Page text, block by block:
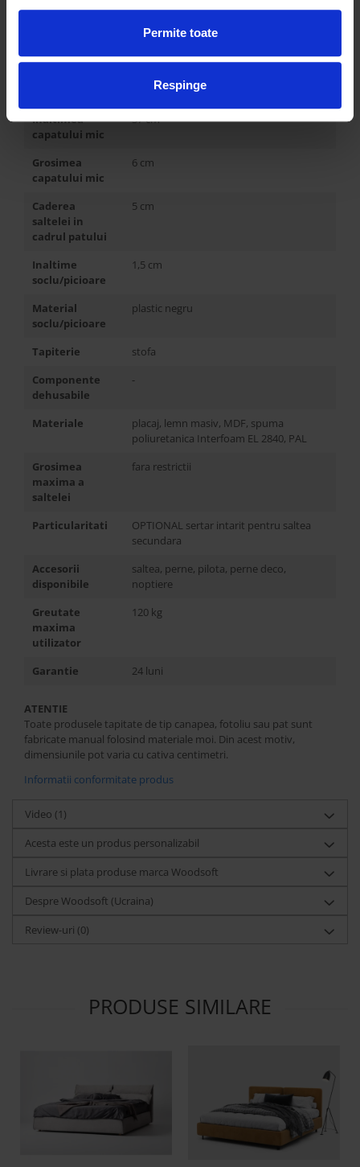
Permite toate
Respinge
37 cm
Inaltimea
capatului mic
37 cm
Grosimea
capatului mic
6 cm
Caderea
saltelei in
cadrul patului
5 cm
Inaltime
soclu/picioare
1,5 cm
Material
soclu/picioare
plastic negru
Tapiterie
stofa
Componente
dehusabile
-
Materiale
placaj, lemn masiv, MDF, spuma
poliuretanica Interfoam EL 2840, PAL
Grosimea
maxima a
saltelei
fara restrictii
Particularitati
OPTIONAL sertar intarit pentru saltea
secundara
Accesorii
disponibile
saltea, perne, pilota, perne deco,
noptiere
Greutate
maxima
utilizator
120 kg
Garantie 24 luni
ATENTIE
Toate produsele tapitate de tip canapea, fotoliu sau pat sunt
fabricate manual folosind materiale moi. Din acest motiv,
dimensiunile pot varia cu cativa centimetri.
Informatii conformitate produs
Video (1)
Acesta este un produs personalizabil
Livrare si plata produse marca Woodsoft
Despre Woodsoft (Ucraina)
Review-uri (0)
PRODUSE SIMILARE